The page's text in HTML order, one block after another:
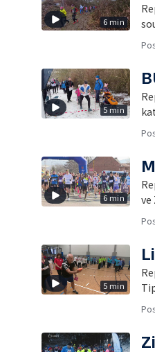
6 min
5 min
6 min
ve
5 min